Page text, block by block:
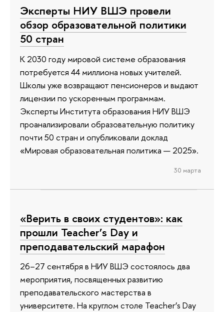
Эксперты НИУ ВШЭ провели
обзор образовательной политики
50 стран
К 2030 году мировой системе образования
потребуется 44 миллиона новых учителей.
Школы уже возвращают пенсионеров и выдают
лицензии по ускоренным программам.
Эксперты Института образования НИУ ВШЭ
проанализировали образовательную политику
почти 50 стран и опубликовали доклад
«Мировая образовательная политика — 2025».
30 марта
«Верить в своих студентов»: как
прошли Teacher’s Day и
преподавательский марафон
26–27 сентября в НИУ ВШЭ состоялось два
мероприятия, посвященных развитию
преподавательского мастерства в
университете. На круглом столе Teacher’s Day